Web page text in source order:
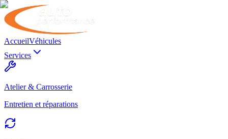
AccueilVéhicules
Services
Atelier & Carrosserie
Entretien et réparations